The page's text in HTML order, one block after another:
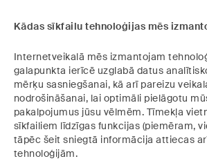
Kādas sīkfailu tehnoloģijas mēs
Internetveikalā mēs izmantojam
galapunkta ierīcē uzglabā datus
mērķu sasniegšanai, kā arī pareizu
nodrošināšanai, lai optimāli pielāgotu
pakalpojumus jūsu vēlmēm. Tīmekļa
sīkfailiem līdzīgas funkcijas (piemēram,
tāpēc šeit sniegtā informācija attiecas
tehnoloģijām.